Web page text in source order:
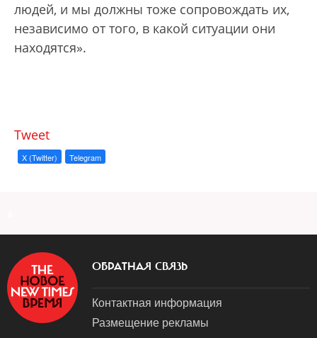
людей, и мы должны тоже сопровождать их,
независимо от того, в какой ситуации они
находятся».
Tweet
X (Twitter) Telegram
ОБРАТНАЯ СВЯЗЬ
Контактная информация
Размещение рекламы